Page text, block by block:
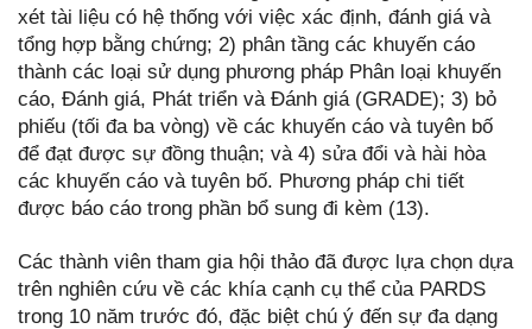
xét tài liệu có hệ thống với việc xác định, đánh giá và
tổng hợp bằng chứng; 2) phân tầng các khuyến cáo
thành các loại sử dụng phương pháp Phân loại khuyến
cáo, Đánh giá, Phát triển và Đánh giá (GRADE); 3) bỏ
phiếu (tối đa ba vòng) về các khuyến cáo và tuyên bố
để đạt được sự đồng thuận; và 4) sửa đổi và hài hòa
các khuyến cáo và tuyên bố. Phương pháp chi tiết
được báo cáo trong phần bổ sung đi kèm (13).
Các thành viên tham gia hội thảo đã được lựa chọn dựa
trên nghiên cứu về các khía cạnh cụ thể của PARDS
trong 10 năm trước đó, đặc biệt chú ý đến sự đa dạng